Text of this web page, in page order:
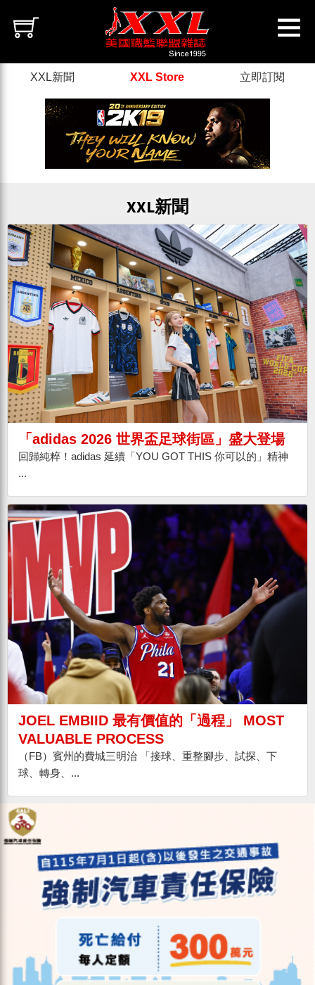
XXL新聞 XXL Store 立即訂閱
XXL新聞
「adidas 2026 世界盃足球街區」盛大登場
回歸純粹！adidas 延續「YOU GOT THIS 你可以的」精神
...
JOEL EMBIID 最有價值的「過程」 MOST
VALUABLE PROCESS
（FB）賓州的費城三明治 「接球、重整腳步、試探、下
球、轉身、...